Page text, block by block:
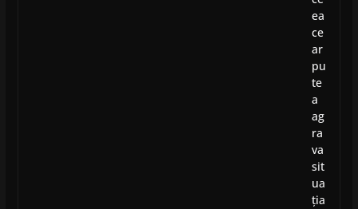
ea
ce
ar
pu
te
a
ag
ra
va
sit
ua
ția